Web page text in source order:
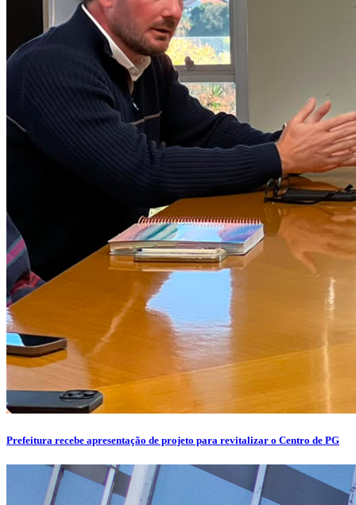
Prefeitura recebe apresentação de projeto para revitalizar o Centro de PG